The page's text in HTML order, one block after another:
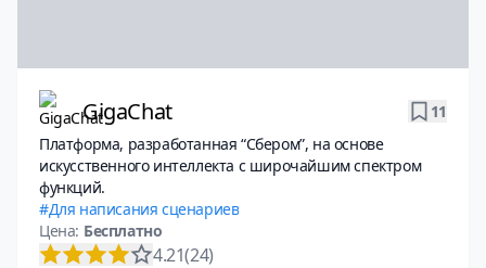
GigaChat
11
Платформа, разработанная “Сбером”, на основе
искусственного интеллекта с широчайшим спектром
функций.
Для написания сценариев
Цена: Бесплатно
4.21(24)